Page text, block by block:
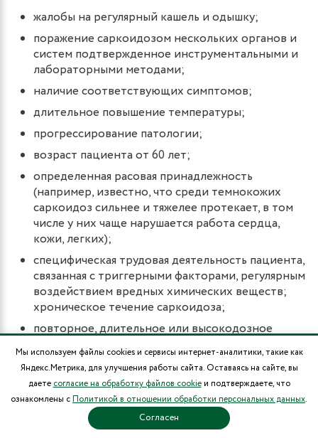
жалобы на регулярный кашель и одышку;
поражение саркоидозом нескольких органов и
систем подтвержденное инструментальными и
лабораторными методами;
наличие соответствующих симптомов;
длительное повышение температуры;
прогрессирование патологии;
возраст пациента от 60 лет;
определенная расовая принадлежность
(например, известно, что среди темнокожих
саркоидоз сильнее и тяжелее протекает, в том
числе у них чаще нарушается работа сердца,
кожи, легких);
специфическая трудовая деятельность пациента,
связанная с триггерными факторами, регулярным
воздействием вредных химических веществ;
хроническое течение саркоидоза;
повторное, длительное или высокодозное
применение глюкокортикостероидов,
отсутствие эффективности их применения;
регулярные рецидивы болезни.
Итак, течение и прогноз заболевания напрямую
Мы используем файлы cookies и сервисы интернет-аналитики, такие как
Яндекс.Метрика, для улучшения работы сайта. Оставаясь на сайте, вы
даете согласие на обработку файлов cookieи подтверждаете, что
ознакомлены сПолитикой в отношении обработки персональных данных.
Согласен